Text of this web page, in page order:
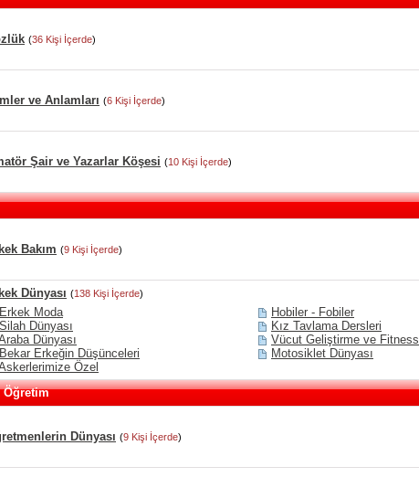
(36 Kişi İçerde)
ve Anlamları (6 Kişi İçerde)
Şair ve Yazarlar Köşesi (10 Kişi İçerde)
Bakım (9 Kişi İçerde)
Dünyası (138 Kişi İçerde)
Erkek Moda
Hobiler - Fobiler
Silah Dünyası
Kız Tavlama Dersleri
Dünyası
Vücut Geliştirme ve Fitness
Bekar Erkeğin Düşünceleri
Motosiklet Dünyası
Özel
Dünyası (9 Kişi İçerde)